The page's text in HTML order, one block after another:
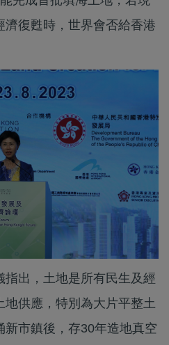
復甦時，世界會否給香港
指出，土地是所有民生及經
供應，特別為大片平整土
市鎮後，存30年造地真空